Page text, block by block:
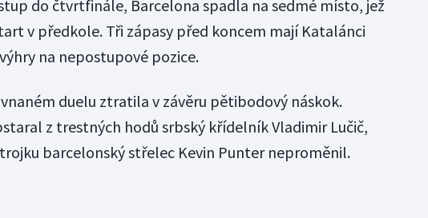
do čtvrtfinále, Barcelona spadla na sedmé místo, jež
v předkole. Tři zápasy před koncem mají Katalánci
na nepostupové pozice.
duelu ztratila v závěru pětibodový náskok.
z trestných hodů srbský křídelník Vladimir Lučič,
barcelonský střelec Kevin Punter neproměnil.